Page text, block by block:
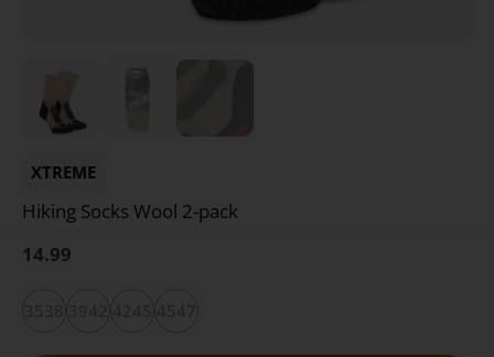
XTREME
Hiking Socks Wool 2-pack
14.99